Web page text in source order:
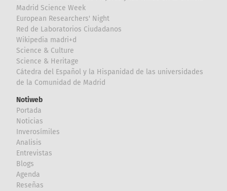
Madrid Science Week
European Researchers' Night
Red de Laboratorios Ciudadanos
Wikipedia madri+d
Science & Culture
Science & Heritage
Cátedra del Español y la Hispanidad de las universidades
de la Comunidad de Madrid
Notiweb
Portada
Noticias
Inverosímiles
Analisis
Entrevistas
Blogs
Agenda
Reseñas